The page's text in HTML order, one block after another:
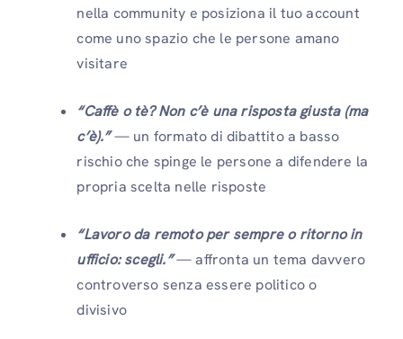
nella community e posiziona il tuo account
come uno spazio che le persone amano
visitare
“Caffè o tè? Non c’è una risposta giusta (ma
c’è).”— un formato di dibattito a basso
rischio che spinge le persone a difendere la
propria scelta nelle risposte
“Lavoro da remoto per sempre o ritorno in
ufficio: scegli.”— affronta un tema davvero
controverso senza essere politico o
divisivo